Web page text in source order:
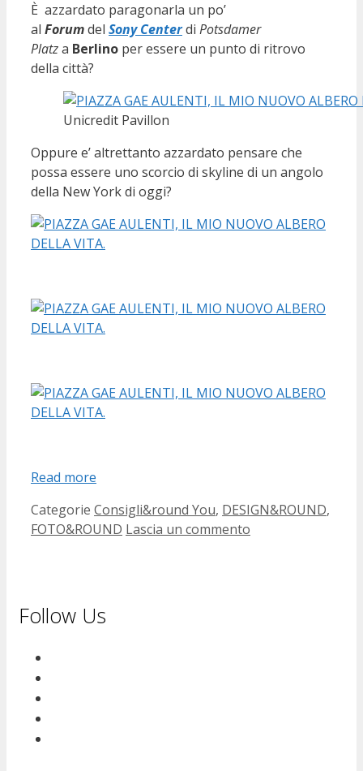
È azzardato paragonarla un po’
al Forumdel Sony Centerdi Potsdamer
Platza Berlino per essere un punto di ritrovo
della città?
Unicredit Pavillon
Oppure e’ altrettanto azzardato pensare che
possa essere uno scorcio di skyline di un angolo
della New York di oggi?
Read more
Categorie Consigli&round You, DESIGN&ROUND,
FOTO&ROUND Lascia un commento
Follow Us